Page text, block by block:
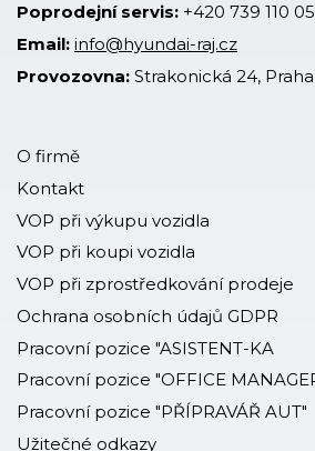
Poprodejní servis: +420 739 110
Email: info@hyundai-raj.cz
Provozovna: Strakonická 24,
O firmě
Kontakt
VOP při výkupu vozidla
VOP při koupi vozidla
VOP při zprostředkování prodeje
Ochrana osobních údajů GDPR
Pracovní pozice "ASISTENT-KA
Pracovní pozice "OFFICE
Pracovní pozice "PŘÍPRAVÁŘ AUT"
Užitečné odkazy